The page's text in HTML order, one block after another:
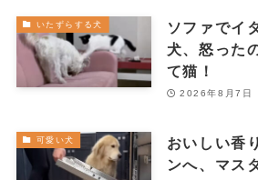
いたずらする犬
ソファでイ
犬、怒った
て猫！
2026年8月7日
可愛い犬
おいしい香
ンへ、マス